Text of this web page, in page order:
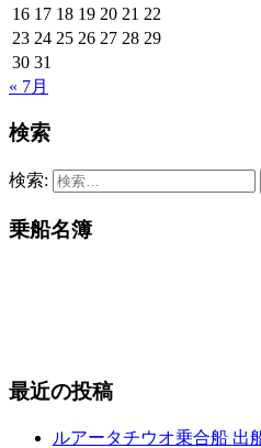
16 17 18 19 20 21 22
23 24 25 26 27 28 29
30 31
« 7月
検索
検索:
乗船名簿
最近の投稿
ルアータチウオ乗合船 出